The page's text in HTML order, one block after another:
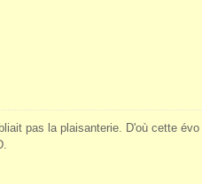
pas la plaisanterie. D'où cette évo